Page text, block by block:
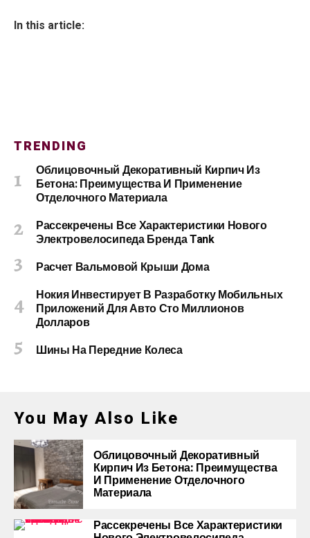
In this article:
TRENDING
Облицовочный Декоративный Кирпич Из
Бетона: Преимущества И Применение
Отделочного Материала
Рассекречены Все Характеристики Нового
Электровелосипеда Бренда Tank
Расчет Вальмовой Крыши Дома
Нокия Инвестирует В Разработку Мобильных
Приложений Для Авто Сто Миллионов
Долларов
Шины На Передние Колеса
You May Also Like
Облицовочный Декоративный
Кирпич Из Бетона: Преимущества
И Применение Отделочного
Материала
Рассекречены Все Характеристики